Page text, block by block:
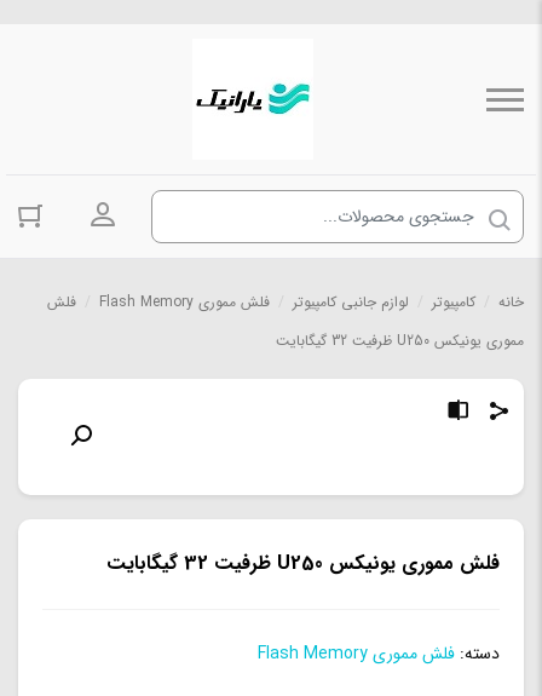
ورود به
خانه کامپیوتر لوازم جانبی کامپیوتر فلش مموری Flash Memory
فلش
مموری یونیکس U250 ظرفیت 32 گیگابایت
فلش مموری یونیکس U250 ظرفیت 32 گیگابایت
دسته: فلش مموری Flash Memory